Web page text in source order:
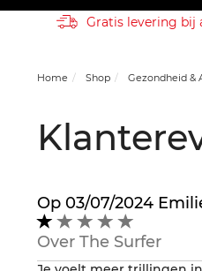
Gratis levering bij
Home Shop Gezondheid &
Op 03/07/2024
1
op
5
Over The Surfer